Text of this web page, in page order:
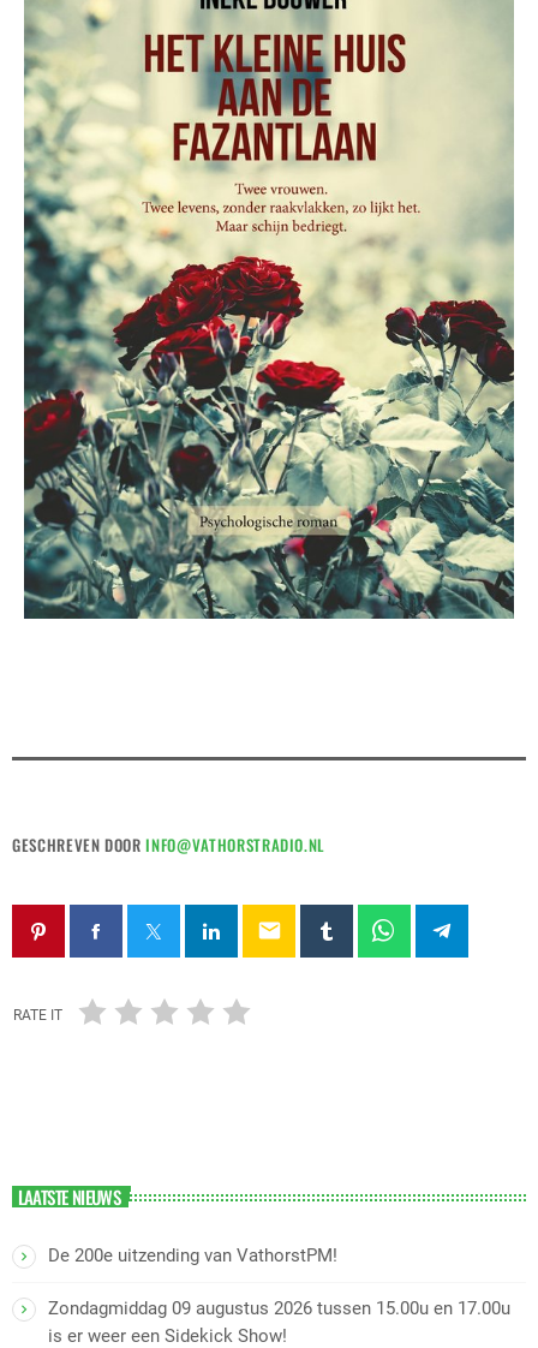
GESCHREVEN DOORINFO@VATHORSTRADIO.NL
email
RATE IT
LAATSTE NIEUWS
De 200e uitzending van VathorstPM!
Zondagmiddag 09 augustus 2026 tussen 15.00u en 17.00u
is er weer een Sidekick Show!